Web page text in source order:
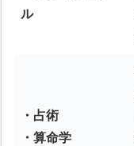
ル
・占術
・算命学